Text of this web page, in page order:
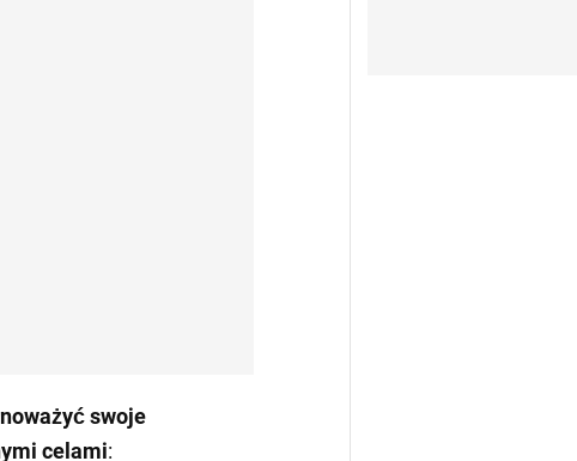
swoje
celami: